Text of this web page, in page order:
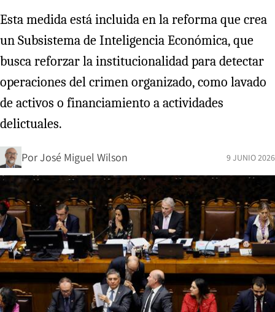
Esta medida está incluida en la reforma que crea
un Subsistema de Inteligencia Económica, que
busca reforzar la institucionalidad para detectar
operaciones del crimen organizado, como lavado
de activos o financiamiento a actividades
delictuales.
PorJosé Miguel Wilson 9 JUNIO 2026